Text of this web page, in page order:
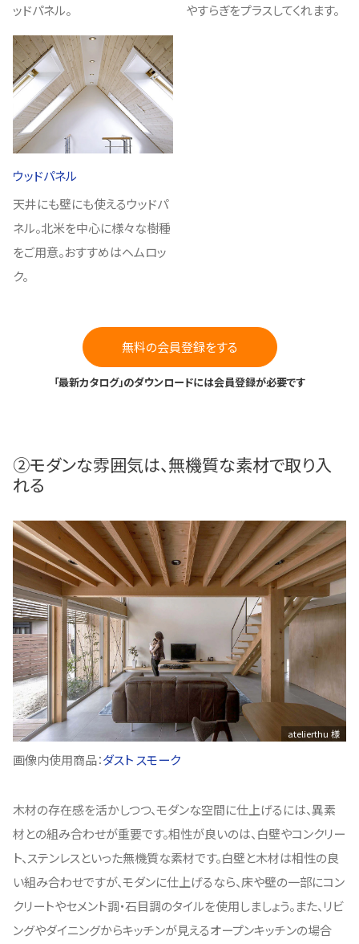
ッドパネル。
やすらぎをプラスしてくれます。
ウッドパネル
天井にも壁にも使えるウッドパ
ネル。北米を中心に様々な樹種
をご用意。おすすめはヘムロッ
ク。
無料の会員登録をする
「最新カタログ」のダウンロードには会員登録が必要です
②モダンな雰囲気は、無機質な素材で取り入
れる
atelierthu 様
画像内使用商品：ダスト スモーク
木材の存在感を活かしつつ、モダンな空間に仕上げるには、異素
材との組み合わせが重要です。相性が良いのは、白壁やコンクリー
ト、ステンレスといった無機質な素材です。白壁と木材は相性の良
い組み合わせですが、モダンに仕上げるなら、床や壁の一部にコン
クリートやセメント調・石目調のタイルを使用しましょう。また、リビ
ングやダイニングからキッチンが見えるオープンキッチンの場合